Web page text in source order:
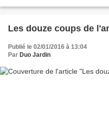
Les douze coups de
Publié le 02/01/2016 à 13:04
Par Duo Jardin